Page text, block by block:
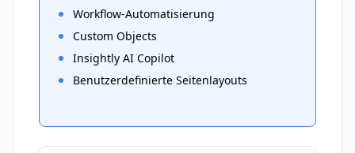
Workflow-Automatisierung
Custom Objects
Insightly AI Copilot
Benutzerdefinierte Seitenlayouts